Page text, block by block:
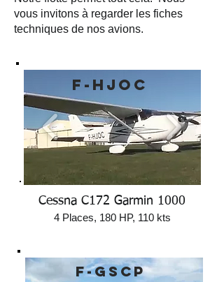
vous invitons à regarder les fiches
techniques de nos avions.
F-HJOC
Cessna C172 Garmin 1000
4 Places, 180 HP, 110 kts
F-GSCP